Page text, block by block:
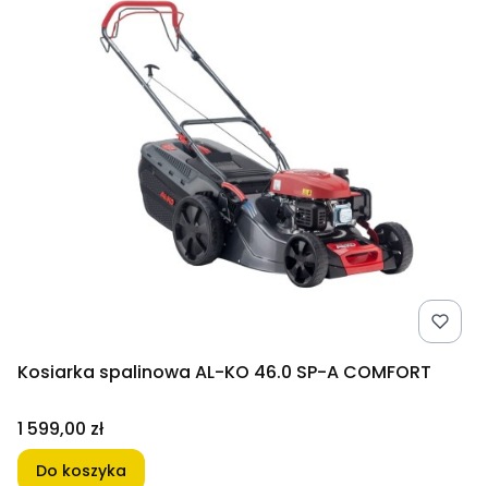
Kosiarka spalinowa AL-KO 46.0 SP-A COMFORT
Cena
1 599,00 zł
Do koszyka